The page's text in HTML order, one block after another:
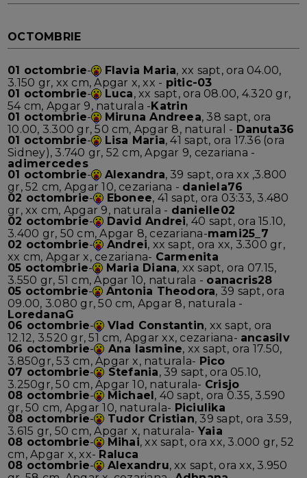
OCTOMBRIE
01 octombrie- Flavia Maria, xx sapt, ora 04.00,
3.150 gr, xx cm, Apgar x, xx - pitic-03
01 octombrie- Luca, xx sapt, ora 08.00, 4.320 gr,
54 cm, Apgar 9, naturala -Katrin
01 octombrie- Miruna Andreea, 38 sapt, ora
10.00, 3.300 gr, 50 cm, Apgar 8, natural - Danuta36
01 octombrie- Lisa Maria, 41 sapt, ora 17.36 (ora
Sidney), 3.740 gr, 52 cm, Apgar 9, cezariana -
adimercedes
01 octombrie- Alexandra, 39 sapt, ora xx ,3.800
gr, 52 cm, Apgar 10, cezariana - daniela76
02 octombrie- Ebonee, 41 sapt, ora 03:33, 3.480
gr, xx cm, Apgar 9, naturala - danielle02
02 octombrie- David Andrei, 40 sapt, ora 15.10,
3.400 gr, 50 cm, Apgar 8, cezariana-mami25_7
02 octombrie- Andrei, xx sapt, ora xx, 3.300 gr,
xx cm, Apgar x, cezariana- Carmenita
05 octombrie- Maria Diana, xx sapt, ora 07.15,
3.550 gr, 51 cm, Apgar 10, naturala - oanacris28
05 octombrie- Antonia Theodora, 39 sapt, ora
09.00, 3.080 gr, 50 cm, Apgar 8, naturala -
LoredanaG
06 octombrie- Vlad Constantin, xx sapt, ora
12.12, 3.520 gr, 51 cm, Apgar xx, cezariana- ancasilv
06 octombrie- Ana Iasmine, xx sapt, ora 17.50,
3.850gr, 53 cm, Apgar x, naturala- Pico
07 octombrie- Stefania, 39 sapt, ora 05.10,
3.250gr, 50 cm, Apgar 10, naturala- Crisjo
08 octombrie- Michael, 40 sapt, ora 0.35, 3.590
gr, 50 cm, Apgar 10, naturala- Piciulika
08 octombrie- Tudor Cristian, 39 sapt, ora 3.59,
3.615 gr, 50 cm, Apgar x, naturala- Yaia
08 octombrie- Mihai, xx sapt, ora xx, 3.000 gr, 52
cm, Apgar x, xx- Raluca
08 octombrie- Alexandru, xx sapt, ora xx, 3.950